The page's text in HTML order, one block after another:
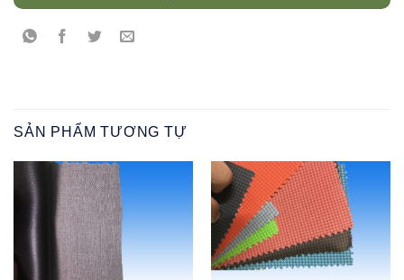
SẢN PHẨM TƯƠNG TỰ